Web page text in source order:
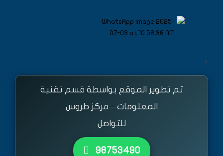
<
تم تطوير الموقع بواسطة قسم تقنية
المعلومات – مركز طروس
للتواصل
٩٨٧٥٣٤٩٠